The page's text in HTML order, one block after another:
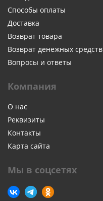
Способы оплаты
Доставка
Возврат товара
Возврат денежных средств
Вопросы и ответы
Компания
О нас
Реквизиты
Контакты
Карта сайта
Мы в соцсетях